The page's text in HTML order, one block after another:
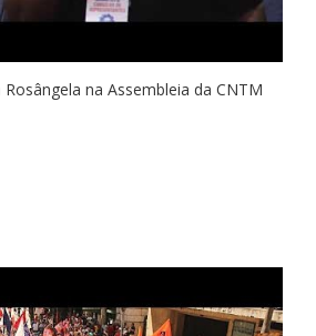
na Assembleia da CNTM